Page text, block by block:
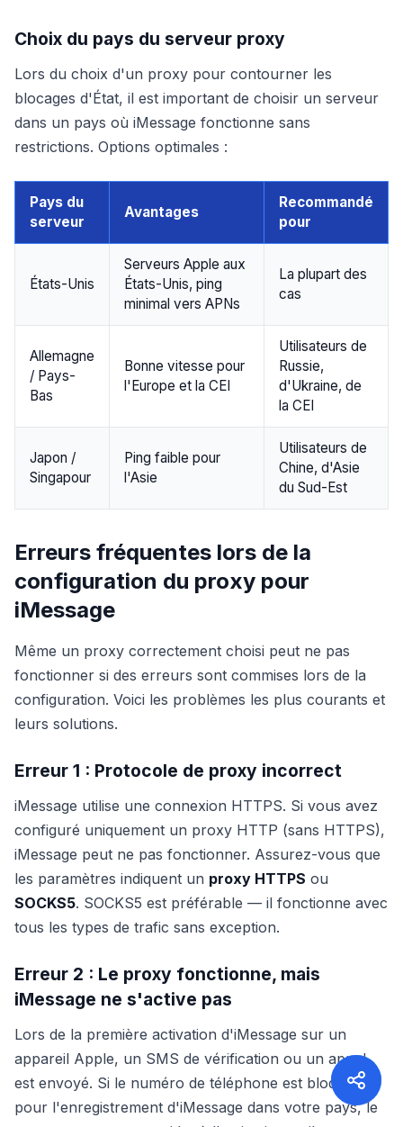
Choix du pays du serveur proxy
Lors du choix d'un proxy pour contourner les
blocages d'État, il est important de choisir un serveur
dans un pays où iMessage fonctionne sans
restrictions. Options optimales :
Pays du
serveur
Avantages
Recommandé
pour
États-Unis
Serveurs Apple aux
États-Unis, ping
minimal vers APNs
La plupart des
cas
Allemagne
/ Pays-
Bas
Bonne vitesse pour
l'Europe et la CEI
Utilisateurs de
Russie,
d'Ukraine, de
la CEI
Japon /
Singapour
Ping faible pour
l'Asie
Utilisateurs de
Chine, d'Asie
du Sud-Est
Erreurs fréquentes lors de la
configuration du proxy pour
iMessage
Même un proxy correctement choisi peut ne pas
fonctionner si des erreurs sont commises lors de la
configuration. Voici les problèmes les plus courants et
leurs solutions.
Erreur 1 : Protocole de proxy incorrect
iMessage utilise une connexion HTTPS. Si vous avez
configuré uniquement un proxy HTTP (sans HTTPS),
iMessage peut ne pas fonctionner. Assurez-vous que
les paramètres indiquent un proxy HTTPS ou
SOCKS5. SOCKS5 est préférable — il fonctionne avec
tous les types de trafic sans exception.
Erreur 2 : Le proxy fonctionne, mais
iMessage ne s'active pas
Lors de la première activation d'iMessage sur un
appareil Apple, un SMS de vérification ou un appel
est envoyé. Si le numéro de téléphone est bloqué
pour l'enregistrement d'iMessage dans votre pays, le